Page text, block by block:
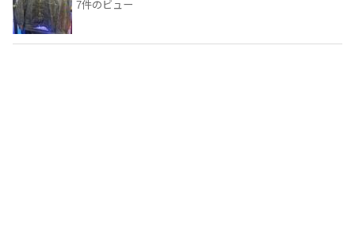
7件のビュー